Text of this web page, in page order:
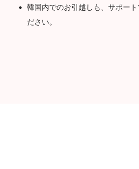
韓国内でのお引越しも、サポー
ださい。